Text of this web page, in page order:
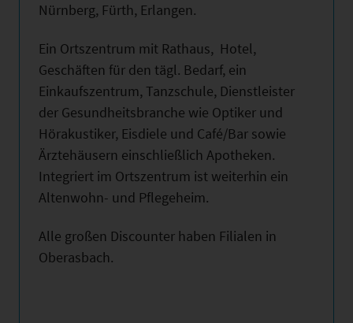
Nürnberg, Fürth, Erlangen.
Ein Ortszentrum mit Rathaus, Hotel,
Geschäften für den tägl. Bedarf, ein
Einkaufszentrum, Tanzschule, Dienstleister
der Gesundheitsbranche wie Optiker und
Hörakustiker, Eisdiele und Café/Bar sowie
Ärztehäusern einschließlich Apotheken.
Integriert im Ortszentrum ist weiterhin ein
Altenwohn- und Pflegeheim.
Alle großen Discounter haben Filialen in
Oberasbach.